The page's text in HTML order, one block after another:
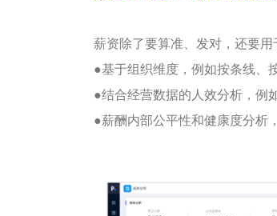
薪资除了要算准、发对，还要用
●基于组织维度，例如按条线、
●结合经营数据的人效分析，例
●薪酬内部公平性和健康度分析